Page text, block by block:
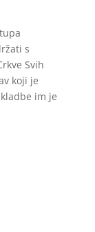
s
Svih
koji je
im je